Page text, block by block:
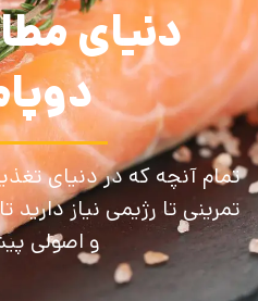
دنیای
تمام آنچه که در دنیای
تمرینی تا رژیمی نیاز
و اصولی